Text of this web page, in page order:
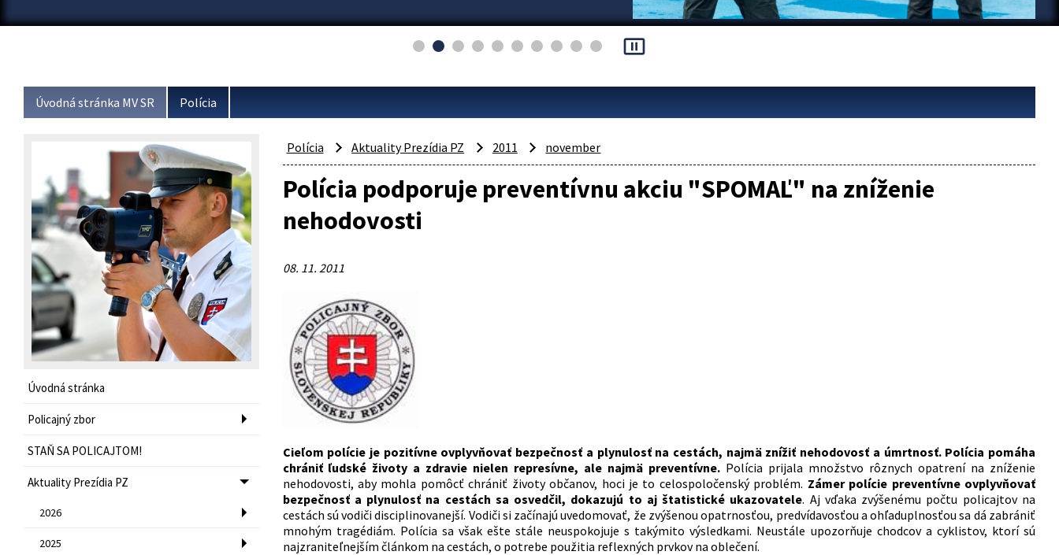
pause_presentation
Úvodná stránka MV SR Polícia
Úvodná stránka
Policajný zbor
STAŇ SA POLICAJTOM!
Aktuality Prezídia PZ
2026
2025
Polícia Aktuality Prezídia PZ 2011 november
Polícia podporuje preventívnu akciu "SPOMAĽ" na zníženie
nehodovosti
08. 11. 2011
Cieľom polície je pozitívne ovplyvňovať bezpečnosť a plynulosť na cestách, najmä znížiť nehodovosť a úmrtnosť. Polícia pomáha
chrániť ľudské životy a zdravie nielen represívne, ale najmä preventívne. Polícia prijala množstvo rôznych opatrení na zníženie
nehodovosti, aby mohla pomôcť chrániť životy občanov, hoci je to celospoločenský problém. Zámer polície preventívne ovplyvňovať
bezpečnosť a plynulosť na cestách sa osvedčil, dokazujú to aj štatistické ukazovatele. Aj vďaka zvýšenému počtu policajtov na
cestách sú vodiči disciplinovanejší. Vodiči si začínajú uvedomovať, že zvýšenou opatrnosťou, predvídavosťou a ohľaduplnosťou sa dá zabrániť
mnohým tragédiám. Polícia sa však ešte stále neuspokojuje s takýmito výsledkami. Neustále upozorňuje chodcov a cyklistov, ktorí sú
najzraniteľnejším článkom na cestách, o potrebe použitia reflexných prvkov na oblečení.